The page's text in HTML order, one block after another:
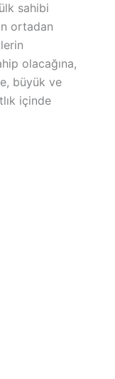
sahibi
ortadan
olacağına,
büyük ve
içinde